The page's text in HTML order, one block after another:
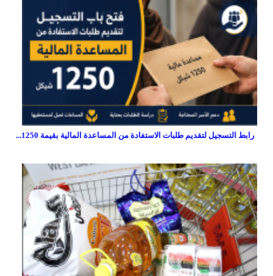
رابط التسجيل لتقديم طلبات الاستفادة من المساعدة المالية بقيمة 1250...